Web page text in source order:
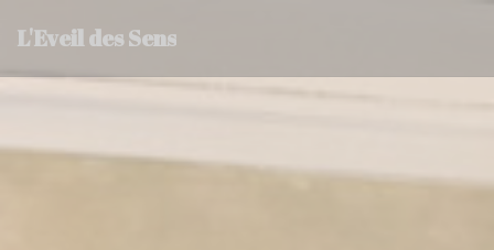
L'Eveil des Sens